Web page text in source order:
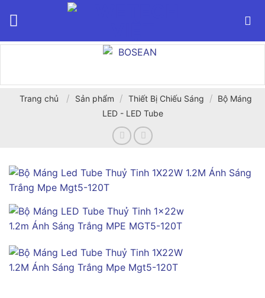
Trang chủ / Sản phẩm / Thiết Bị Chiếu Sáng / Bộ Máng
LED - LED Tube